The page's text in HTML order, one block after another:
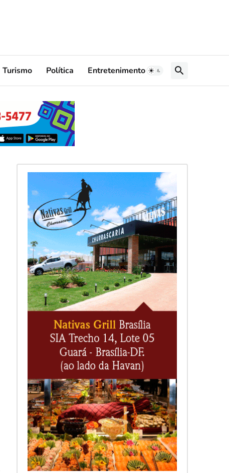
Turismo Política Entretenimento